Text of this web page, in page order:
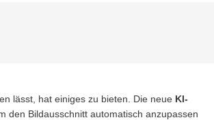
lässt, hat einiges zu bieten. Die neue KI-
den Bildausschnitt automatisch anzupassen